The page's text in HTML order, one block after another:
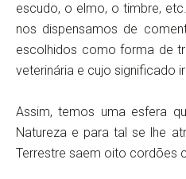
escudo, o elmo, o timbre,
nos dispensamos de
escolhidos como forma de
veterinária e cujo significado
Assim, temos uma esfera
Natureza e para tal se lhe
Terrestre saem oito cordões